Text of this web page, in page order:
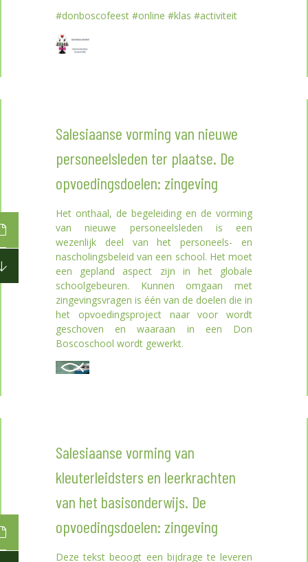
#donboscofeest #online #klas #activiteit
Salesiaanse vorming van nieuwe
personeelsleden ter plaatse. De
opvoedingsdoelen: zingeving
Het onthaal, de begeleiding en de vorming
van nieuwe personeelsleden is een
wezenlijk deel van het personeels- en
nascholingsbeleid van een school. Het moet
een gepland aspect zijn in het globale
schoolgebeuren. Kunnen omgaan met
zingevingsvragen is één van de doelen die in
het opvoedingsproject naar voor wordt
geschoven en waaraan in een Don
Boscoschool wordt gewerkt.
Salesiaanse vorming van
kleuterleidsters en leerkrachten
van het basisonderwijs. De
opvoedingsdoelen: zingeving
Deze tekst beoogt een bijdrage te leveren